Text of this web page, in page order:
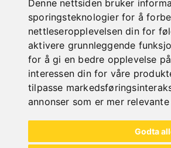
Denne nettsiden bruker
sporingsteknologier for å
nettleseropplevelsen din for
aktivere grunnleggende
for å gi en bedre opplevelse
interessen din for våre
tilpasse
annonser som er mer
Godta
SAW BAND BIFLEX 4290 X 34 X
4/6 TPI
Art. No. : 47-1283
Price on request
Out of Stock